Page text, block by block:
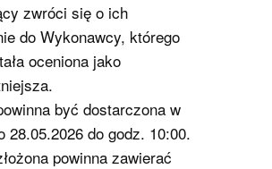
zwróci się o ich
do Wykonawcy, którego
oceniona jako
być dostarczona w
28.05.2026 do godz. 10:00.
powinna zawierać